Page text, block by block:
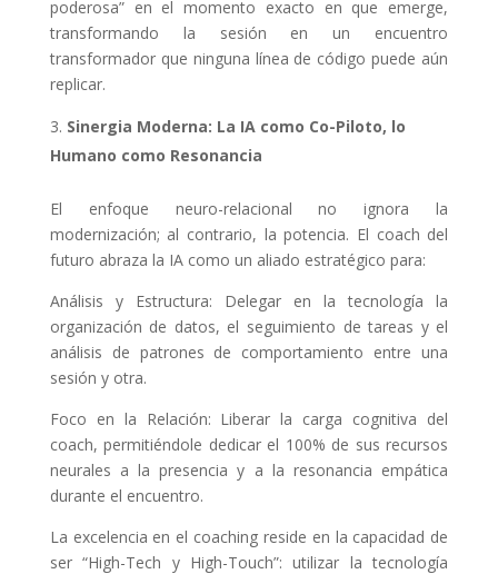
poderosa” en el momento exacto en que emerge,
transformando la sesión en un encuentro
transformador que ninguna línea de código puede aún
replicar.
Sinergia Moderna: La IA como Co-Piloto, lo
Humano como Resonancia
El enfoque neuro-relacional no ignora la
modernización; al contrario, la potencia. El coach del
futuro abraza la IA como un aliado estratégico para:
Análisis y Estructura: Delegar en la tecnología la
organización de datos, el seguimiento de tareas y el
análisis de patrones de comportamiento entre una
sesión y otra.
Foco en la Relación: Liberar la carga cognitiva del
coach, permitiéndole dedicar el 100% de sus recursos
neurales a la presencia y a la resonancia empática
durante el encuentro.
La excelencia en el coaching reside en la capacidad de
ser “High-Tech y High-Touch”: utilizar la tecnología